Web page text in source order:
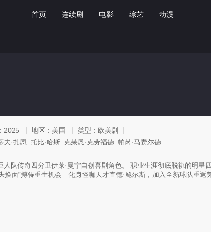
首页 连续剧 电影 综艺 动漫
2025 地区： 美国 类型： 欧美剧
夫·扎恩 托比·哈斯 克莱恩·克劳福德 帕芮·马费尔德
人队传奇四分卫伊莱·曼宁自创喜剧角色。 职业生涯彻底脱轨的明星
换面”搏得重生机会，化身怪咖天才查德·鲍尔斯，加入全新球队重返